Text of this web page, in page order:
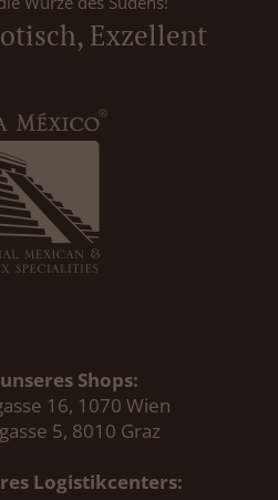
Exzellent
Shops:
16, 1070 Wien
5, 8010 Graz
Logistikcenters: